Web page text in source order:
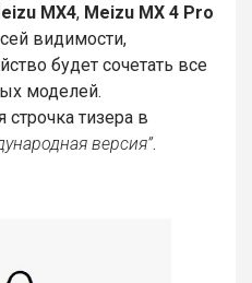
MX4, Meizu MX 4 Pro
видимости,
будет сочетать все
моделей.
строчка тизера в
версия”.